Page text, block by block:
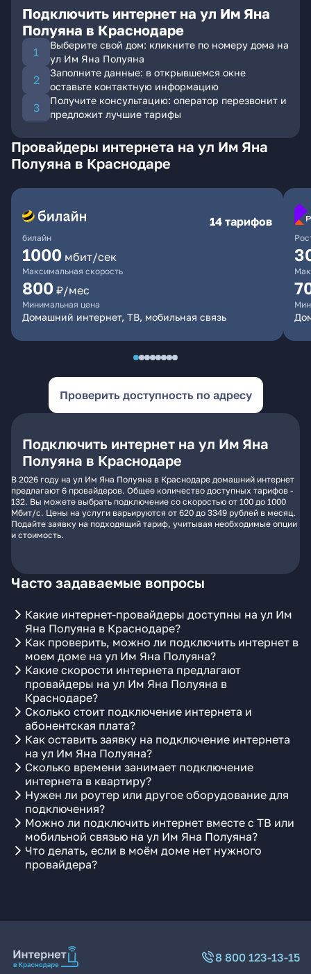
Подключить интернет на ул Им Яна
Полуяна в Краснодаре
Выберите свой дом: кликните по номеру дома на
ул Им Яна Полуяна
Заполните данные: в открывшемся окне
оставьте контактную информацию
Получите консультацию: оператор перезвонит и
предложит лучшие тарифы
Провайдеры интернета на ул Им Яна
Полуяна в Краснодаре
билайн
14 тарифов
1000 мбит/сек
Максимальная скорость
800 ₽/мес
Минимальная цена
Домашний интернет, ТВ, мобильная связь
Проверить доступность по адресу
Подключить интернет на ул Им Яна
Полуяна в Краснодаре
В 2026 году на ул Им Яна Полуяна в Краснодаре домашний интернет
предлагают 6 провайдеров. Общее количество доступных тарифов -
132. Вы можете выбрать подключение со скоростью от 100 до 1000
Мбит/с. Цены на услуги варьируются от 620 до 3349 рублей в месяц.
Подайте заявку на подходящий тариф, учитывая необходимые опции
и стоимость.
Часто задаваемые вопросы
Какие интернет-провайдеры доступны на ул Им
Яна Полуяна в Краснодаре?
Как проверить, можно ли подключить интернет в
моем доме на ул Им Яна Полуяна?
Какие скорости интернета предлагают
провайдеры на ул Им Яна Полуяна в
Краснодаре?
Сколько стоит подключение интернета и
абонентская плата?
Как оставить заявку на подключение интернета
на ул Им Яна Полуяна?
Сколько времени занимает подключение
интернета в квартиру?
Нужен ли роутер или другое оборудование для
подключения?
Можно ли подключить интернет вместе с ТВ или
мобильной связью на ул Им Яна Полуяна?
Что делать, если в моём доме нет нужного
провайдера?
8 800 123-13-15